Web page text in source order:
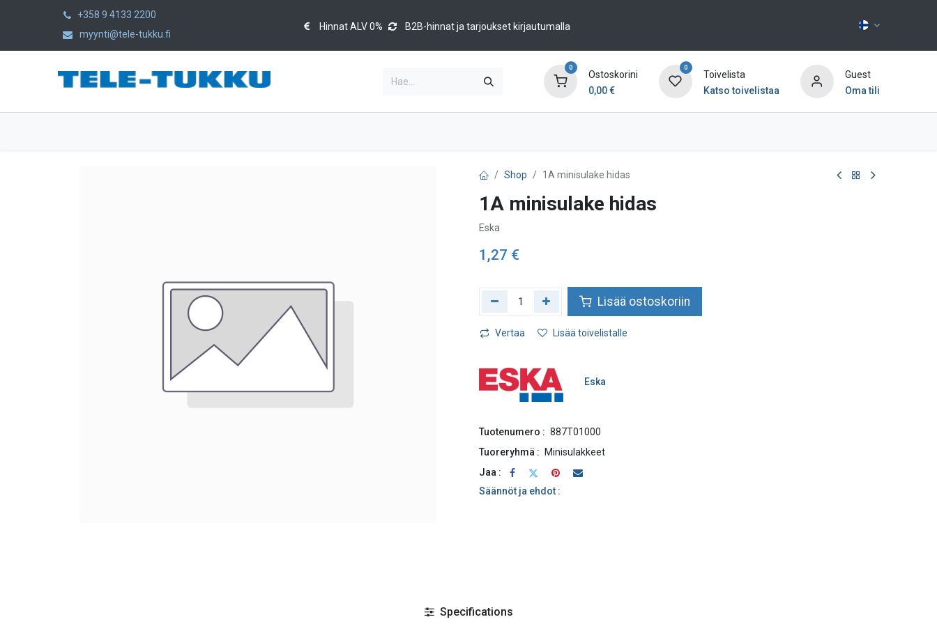
+358 9 4133 2200
myynti@tele-tukku.fi
Hinnat ALV 0% B2B-hinnat ja tarjoukset kirjautumalla
0
Ostoskorini
0,00€
0
Toivelista
Katso toivelistaa
Guest
Oma tili
Shop 1A minisulake hidas
1A minisulake hidas
Eska
1,27 €
Lisää ostoskoriin
Vertaa Lisää toivelistalle
Eska
Tuotenumero : 887T01000
Tuoreryhmä :
Minisulakkeet
Jaa :
Säännöt ja ehdot :
Specifications